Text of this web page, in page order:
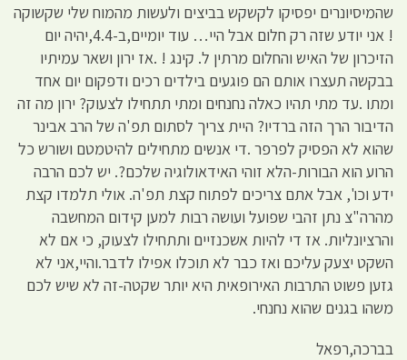
שהמיסיונרים יפסיקו לקשקש בביצים ולעשות מהמוח שלי שקשוקה
! אני יודע שזה רק חלום אבל היי… עוד יומיים,ב-4.4,יהיה יום
הזיכרון של האיש והחלום מרתין ל. קינג ! .אז ירון ושאר עמיתיו
בבקשה תעצרו אותם הם פוגעים בילדים רכים ודפקום יום אחד
ומתו .עד מתי תהיו כאלה נחנחים ומתי תתחילו לצעוק? ירון מה זה
הדיבור הרך הזה ברדיו? היית צריך לסתום תפ'ה של הרב אבינר
שהוא לא הפסיק לפרפר .די אנשים מתחילים להיטמטם ושורש כל
הרוע הוא הבורות-הלא זוהי האידאולוגיה שלכם?. יש לכם הרבה
ידע וכו', אבל אתם צריכים לפתוח קצת תפ'ה. אולי תלמדו קצת
מהרה"צ נתן זהבי שפועל ועושה רבות למען קידום המחשבה
והרציונליות. אז די להיות אשכנזיים ותתחילו לצעוק, כי אם לא
השקט יצעק עליכם ואז כבר לא תוכלו אפילו לדבר.והיי,אני לא
גזען פשוט התרבות האירופאית היא יותר שקטה-זה לא שיש לכם
משהו בגנים שהוא נחנחי.
בברכה,רפאל